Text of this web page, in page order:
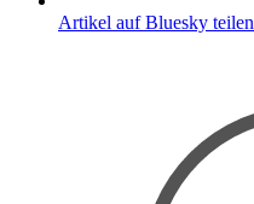
Artikel auf Bluesky teilen